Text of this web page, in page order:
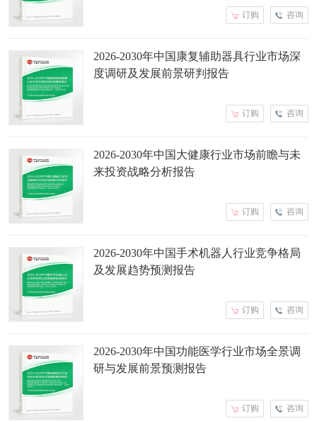
咨询
订购
2026-2030年中国康复辅助器具行业市场深
度调研及发展前景研判报告
咨询
订购
2026-2030年中国大健康行业市场前瞻与未
来投资战略分析报告
咨询
订购
2026-2030年中国手术机器人行业竞争格局
及发展趋势预测报告
咨询
订购
2026-2030年中国功能医学行业市场全景调
研与发展前景预测报告
咨询
订购